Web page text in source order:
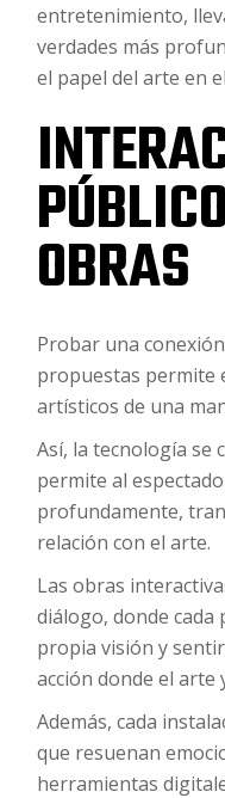
entretenimiento,
verdades más
el papel del arte en
OBRAS
Probar una
propuestas permite
artísticos de una
Así, la tecnología se
permite al
profundamente,
relación con el arte.
Las obras
diálogo, donde
propia visión y
acción donde el arte
Además, cada
que resuenan
herramientas